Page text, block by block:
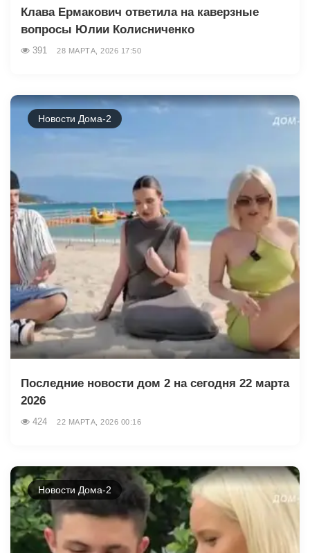
Клава Ермакович ответила на каверзные
вопросы Юлии Колисниченко
391 28 МАРТА, 2026 17:50
Новости Дома-2
Последние новости дом 2 на сегодня 22 марта
2026
424 22 МАРТА, 2026 00:16
Новости Дома-2